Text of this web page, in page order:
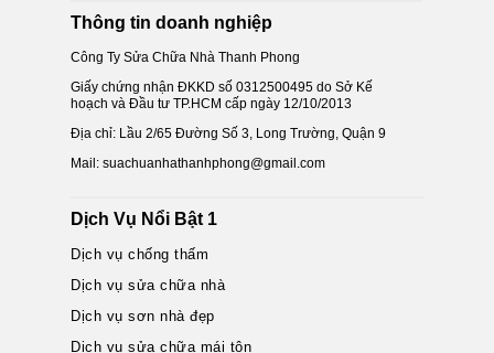
Thông tin doanh nghiệp
Công Ty Sửa Chữa Nhà Thanh Phong
Giấy chứng nhận ĐKKD số 0312500495 do Sở Kế
hoạch và Đầu tư TP.HCM cấp ngày 12/10/2013
Địa chỉ: Lầu 2/65 Đường Số 3, Long Trường, Quận 9
Mail: suachuanhathanhphong@gmail.com
Dịch Vụ Nổi Bật 1
Dịch vụ chống thấm
Dịch vụ sửa chữa nhà
Dịch vụ sơn nhà đẹp
Dịch vụ sửa chữa mái tôn